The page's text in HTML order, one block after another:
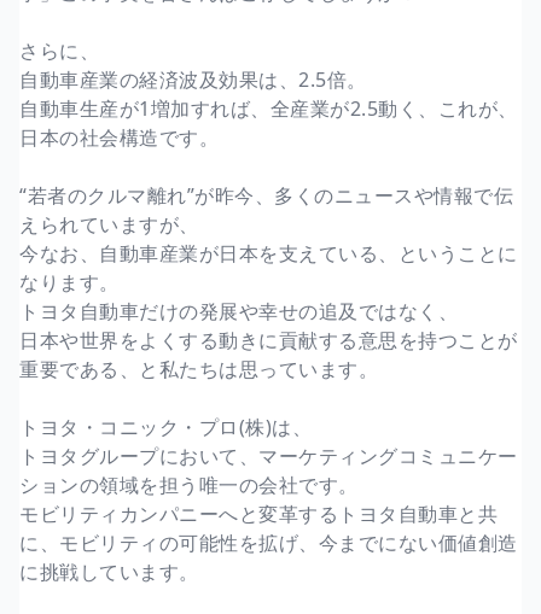
さらに、
自動車産業の経済波及効果は、2.5倍。
自動車生産が1増加すれば、全産業が2.5動く、これが、
日本の社会構造です。
“若者のクルマ離れ”が昨今、多くのニュースや情報で伝
えられていますが、
今なお、自動車産業が日本を支えている、ということに
なります。
トヨタ自動車だけの発展や幸せの追及ではなく、
日本や世界をよくする動きに貢献する意思を持つことが
重要である、と私たちは思っています。
トヨタ・コニック・プロ(株)は、
トヨタグループにおいて、マーケティングコミュニケー
ションの領域を担う唯一の会社です。
モビリティカンパニーへと変革するトヨタ自動車と共
に、モビリティの可能性を拡げ、今までにない価値創造
に挑戦しています。